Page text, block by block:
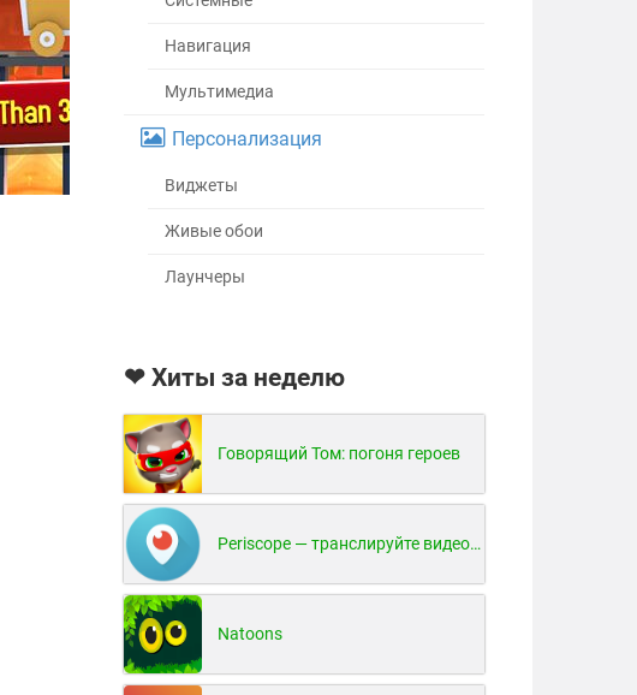
Навигация
Мультимедиа
Персонализация
Виджеты
Живые обои
Лаунчеры
❤ Хиты за неделю
Говорящий Том: погоня героев
Periscope — транслируйте видео в реальном времени!
Natoons